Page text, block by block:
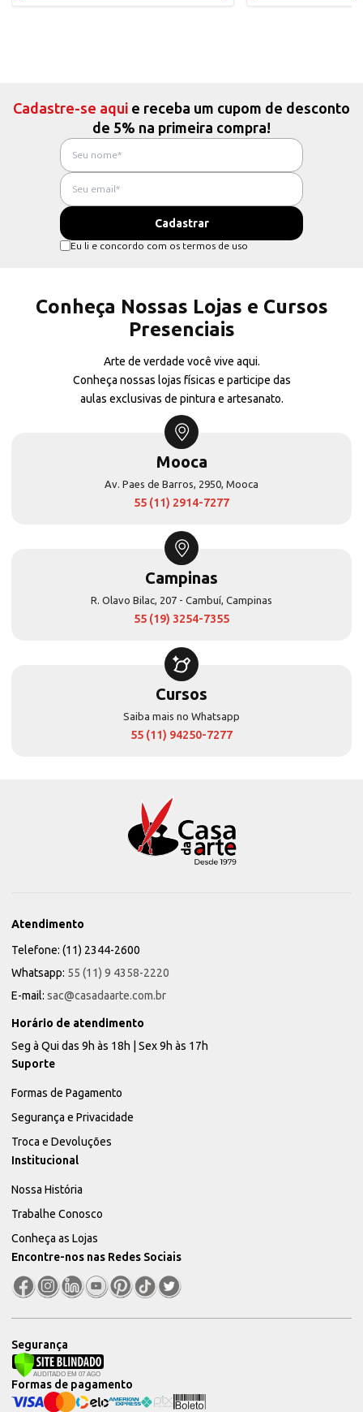
Cadastre-se aqui e receba um cupom de desconto
de 5% na primeira compra!
Eu li e concordo com os termos de uso
Conheça Nossas Lojas e Cursos
Presenciais
Arte de verdade você vive aqui.
Conheça nossas lojas físicas e participe das
aulas exclusivas de pintura e artesanato.
Mooca
Av. Paes de Barros, 2950, Mooca
55 (11) 2914-7277
Campinas
R. Olavo Bilac, 207 - Cambuí, Campinas
55 (19) 3254-7355
Cursos
Saiba mais no Whatsapp
55 (11) 94250-7277
Atendimento
Telefone: (11) 2344-2600
Whatsapp: 55 (11) 9 4358-2220
E-mail: sac@casadaarte.com.br
Horário de atendimento
Seg à Qui das 9h às 18h | Sex 9h às 17h
Suporte
Formas de Pagamento
Segurança e Privacidade
Troca e Devoluções
Institucional
Nossa História
Trabalhe Conosco
Conheça as Lojas
Encontre-nos nas Redes Sociais
Segurança
Formas de pagamento